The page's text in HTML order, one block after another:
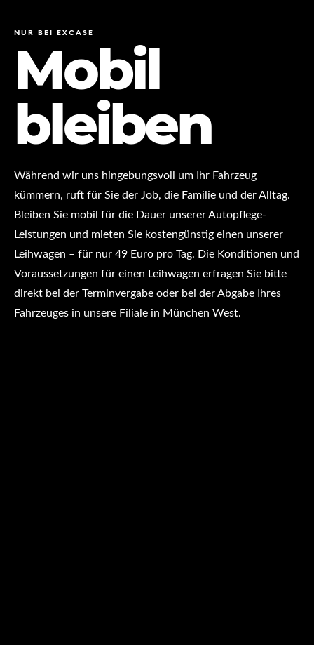
NUR BEI EXCASE
Mobil
bleiben
Während wir uns hingebungsvoll um Ihr Fahrzeug
kümmern, ruft für Sie der Job, die Familie und der Alltag.
Bleiben Sie mobil für die Dauer unserer Autopflege-
Leistungen und mieten Sie kostengünstig einen unserer
Leihwagen – für nur 49 Euro pro Tag. Die Konditionen und
Voraussetzungen für einen Leihwagen erfragen Sie bitte
direkt bei der Terminvergabe oder bei der Abgabe Ihres
Fahrzeuges in unsere Filiale in München West.